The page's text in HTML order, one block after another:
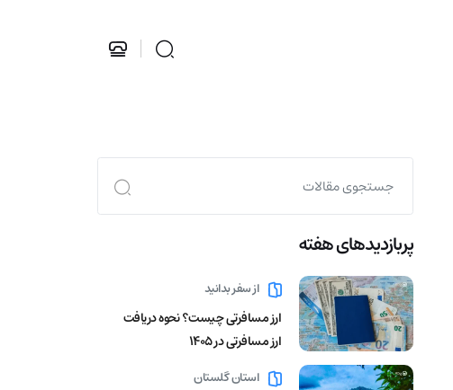
پربازدید‌های هفته
از سفر بدانید
ارز مسافرتی چیست؟ نحوه دریافت
ارز مسافرتی در 1405
استان گلستان